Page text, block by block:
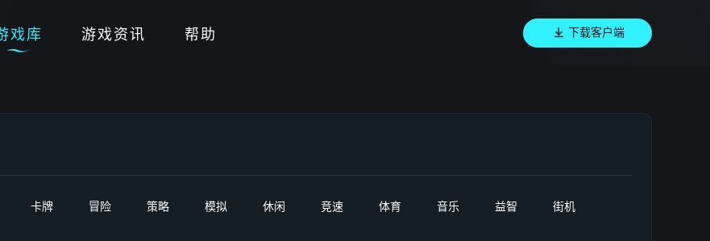
戏库 游戏资讯 帮助 下载客户端
卡牌 冒险 策略 模拟 休闲 竞速 体育 音乐 益智 街机